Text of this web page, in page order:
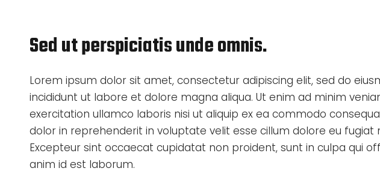
Sed ut perspiciatis unde omnis.
Lorem ipsum dolor sit amet, consectetur adipiscing elit, sed do
incididunt ut labore et dolore magna aliqua. Ut enim ad minim
exercitation ullamco laboris nisi ut aliquip ex ea commodo
dolor in reprehenderit in voluptate velit esse cillum dolore eu fugiat
Excepteur sint occaecat cupidatat non proident, sunt in culpa qui
anim id est laborum.